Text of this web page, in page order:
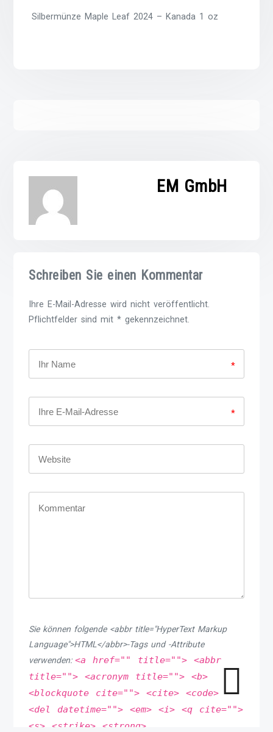
Silbermünze Maple Leaf 2024 – Kanada 1 oz
EM GmbH
Schreiben Sie einen Kommentar
Ihre E-Mail-Adresse wird nicht veröffentlicht.
Pflichtfelder sind mit * gekennzeichnet.
*
*
Sie können folgende <abbr title="HyperText Markup
Language">HTML</abbr>-Tags und -Attribute
verwenden:<a href="" title=""> <abbr
title=""> <acronym title=""> <b>
<blockquote cite=""> <cite> <code>
<del datetime=""> <em> <i> <q cite="">
<s> <strike> <strong>